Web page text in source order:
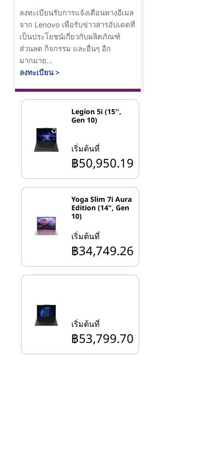
ลงทะเบียนรับการแจ้งเตือนทางอีเมล
จาก Lenovo เพื่อรับข่าวสารอัปเดตที่
เป็นประโยชน์เกี่ยวกับผลิตภัณฑ์
ส่วนลด กิจกรรม และอื่นๆ อีก
มากมาย...
ลงทะเบียน >
Legion 5i (15'',
Gen 10)
เริ่มต้นที่
฿50,950.19
Yoga Slim 7i Aura
Edition (14", Gen
10)
เริ่มต้นที่
฿34,749.26
เริ่มต้นที่
฿53,799.70